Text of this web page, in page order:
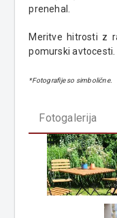
prenehal.
Meritve hitrosti z
pomurski avtocesti.
*Fotografije so simbolične.
Fotogalerija